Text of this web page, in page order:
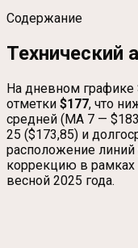
Содержание
Технический
На дневном графике
отметки $177, что
средней (MA 7 —
25 ($173,85) и
расположение
коррекцию в рамках
весной 2025 года.